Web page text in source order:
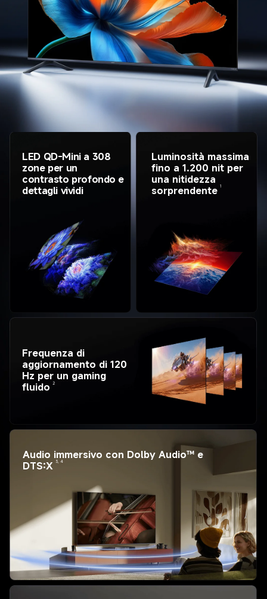
LED QD-Mini a 308
zone per un
contrasto profondo e
dettagli vividi
Luminosità massima
fino a 1.200 nit per
una nitidezza
sorprendente 1
Frequenza di
aggiornamento di 120
Hz per un gaming
fluido
2
Audio immersivo con Dolby Audio™ e
DTS:X 3, 4